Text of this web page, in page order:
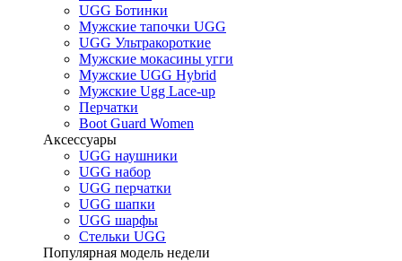
UGG Ботинки
Мужские тапочки UGG
UGG Ультракороткие
Мужские мокасины угги
Мужские UGG Hybrid
Мужские Ugg Lace-up
Перчатки
Boot Guard Women
Аксессуары
UGG наушники
UGG набор
UGG перчатки
UGG шапки
UGG шарфы
Стельки UGG
Популярная модель недели